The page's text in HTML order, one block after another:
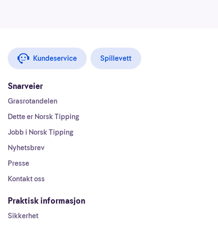
Kundeservice Spillevett
Snarveier
Grasrotandelen
Dette er Norsk Tipping
Jobb i Norsk Tipping
Nyhetsbrev
Presse
Kontakt oss
Praktisk informasjon
Sikkerhet